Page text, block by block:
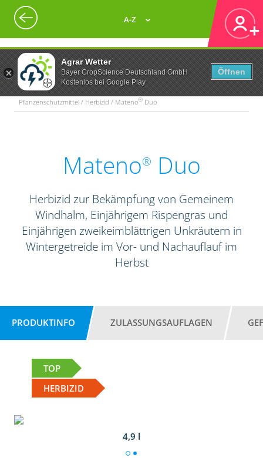
Agrar Wetter
Bayer CropScience Deutschland GmbH
Kostenlos bei Google Play
Öffnen
A-Z
Pflanzenschutzmittel / Herbizid / Mateno® Duo
Mateno® Duo
Herbizid zur Bekämpfung von Gemeinem
Windhalm, Einjährigem Rispengras und
Einjährigen zweikeimblättrigen Unkräutern in
Wintergetreide im Vor- und Nachauflauf im
Herbst
PRODUKTINFO ZULASSUNGSAUFLAGEN
TOP
HERBIZID
4,9 l